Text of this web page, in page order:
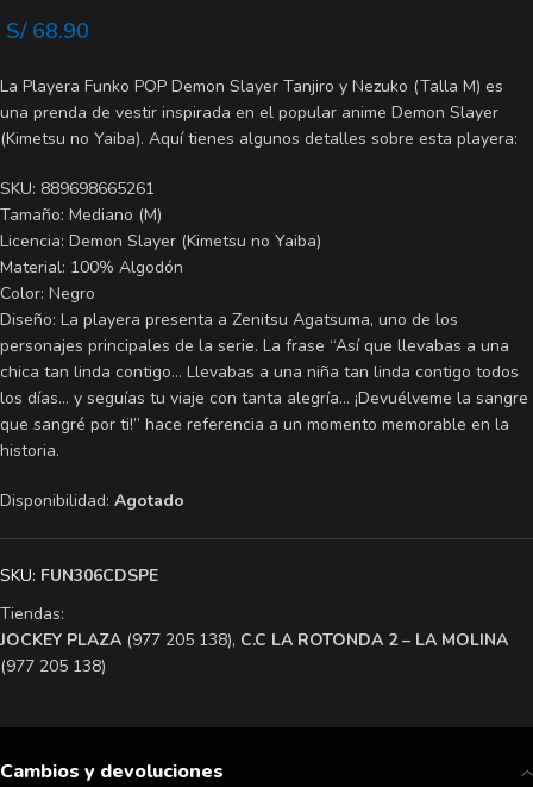
S/68.90
La Playera Funko POP Demon Slayer Tanjiro y Nezuko (Talla M) es
una prenda de vestir inspirada en el popular anime Demon Slayer
(Kimetsu no Yaiba). Aquí tienes algunos detalles sobre esta playera:
SKU: 889698665261
Tamaño: Mediano (M)
Licencia: Demon Slayer (Kimetsu no Yaiba)
Material: 100% Algodón
Color: Negro
Diseño: La playera presenta a Zenitsu Agatsuma, uno de los
personajes principales de la serie. La frase “Así que llevabas a una
chica tan linda contigo… Llevabas a una niña tan linda contigo todos
los días… y seguías tu viaje con tanta alegría… ¡Devuélveme la sangre
que sangré por ti!” hace referencia a un momento memorable en la
historia.
Disponibilidad: Agotado
SKU: FUN306CDSPE
Tiendas:
​JOCKEY PLAZA (977 205 138), ​C.C LA ROTONDA 2 – LA MOLINA
(977 205 138)
Cambios y devoluciones